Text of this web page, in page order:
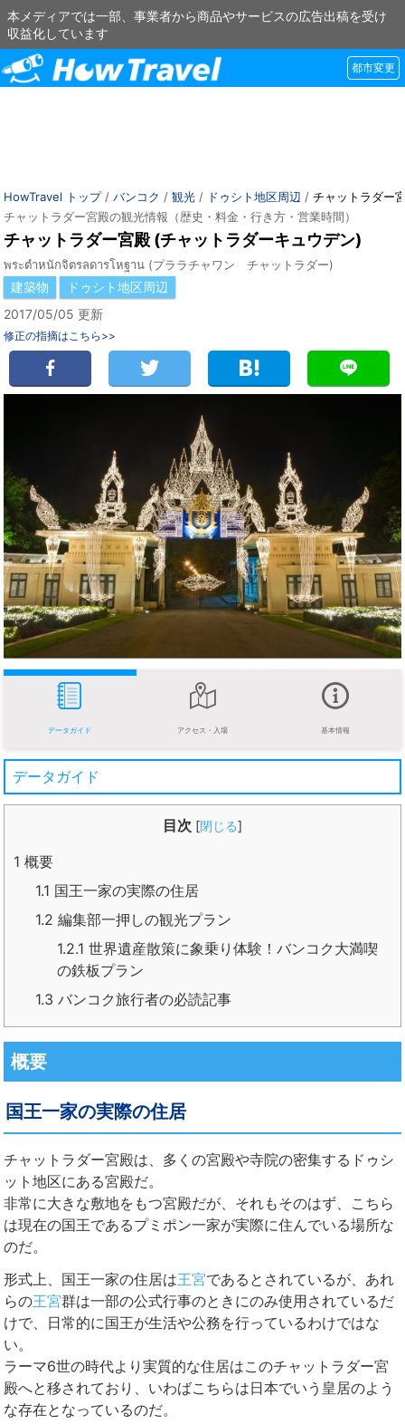
本メディアでは一部、事業者から商品やサービスの広告出稿を受け
収益化しています
都市変更
HowTravel トップ/ バンコク / 観光 / ドゥシト地区周辺 / チャットラダー
チャットラダー宮殿の観光情報（歴史・料金・行き方・営業時間）
チャットラダー宮殿 (チャットラダーキュウデン)
พระตำหนักจิตรลดารโหฐาน (プララチャワン チャットラダー)
建築物
ドゥシト地区周辺
2017/05/05 更新
修正の指摘はこちら>>
データガイド アクセス・入場 基本情報
データガイド
目次 [閉じる]
1 概要
1.1 国王一家の実際の住居
1.2 編集部一押しの観光プラン
1.2.1 世界遺産散策に象乗り体験！バンコク大満喫
の鉄板プラン
1.3 バンコク旅行者の必読記事
概要
国王一家の実際の住居
チャットラダー宮殿は、多くの宮殿や寺院の密集するドゥシ
ット地区にある宮殿だ。
非常に大きな敷地をもつ宮殿だが、それもそのはず、こちら
は現在の国王であるプミポン一家が実際に住んでいる場所な
のだ。
形式上、国王一家の住居は王宮であるとされているが、あれ
らの王宮群は一部の公式行事のときにのみ使用されているだ
けで、日常的に国王が生活や公務を行っているわけではな
い。
ラーマ6世の時代より実質的な住居はこのチャットラダー宮
殿へと移されており、いわばこちらは日本でいう皇居のよう
な存在となっているのだ。